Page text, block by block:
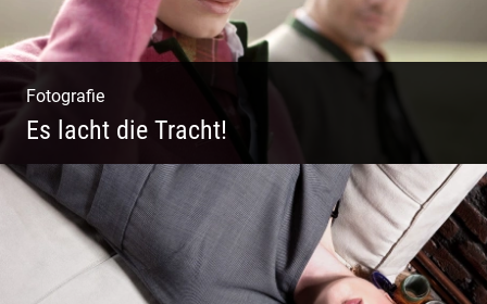
Fotografie
Es lacht die Tracht!
Wunderschöne Dirndl | Harmonische
Farben | Originelle Details | Edle Stoffe